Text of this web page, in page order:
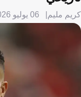
كريم مليم 06 يوليو 2026